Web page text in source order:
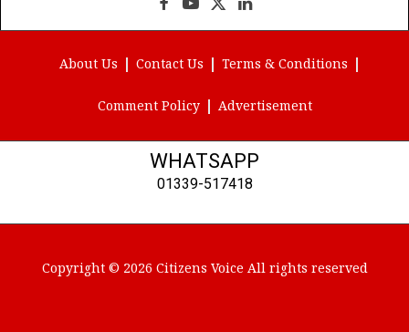
Facebook
YouTube
X
(Twitter)
LinkedIn
About Us Contact Us Terms & Conditions
Comment Policy Advertisement
WHATSAPP
01339-517418
Copyright © 2026 Citizens Voice All rights reserved